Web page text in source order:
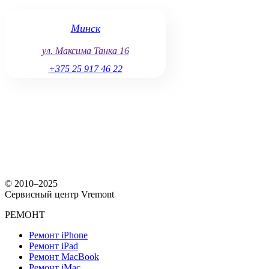
Минск
ул. Максима Танка 16
+375 25 917 46 22
© 2010–2025
Сервисный центр Vremont
РЕМОНТ
Ремонт iPhone
Ремонт iPad
Ремонт MacBook